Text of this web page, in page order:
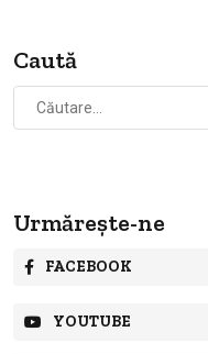
Caută
Caută
după:
Urmărește-ne
FACEBOOK
YOUTUBE